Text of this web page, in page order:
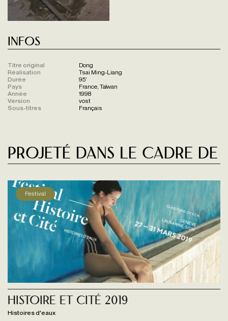
Infos
Titre original
Dong
Réalisation
Tsai Ming-Liang
Durée
95'
Pays
France, Taïwan
Année
1998
Version
vost
Sous-titres
Français
Projeté dans le cadre de
Festival
Histoire et cité 2019
Histoires d'eaux